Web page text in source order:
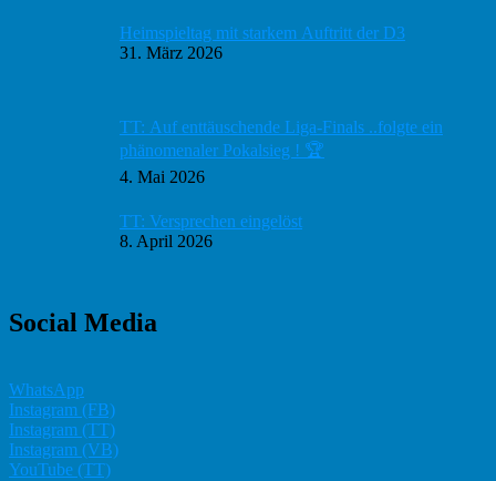
Heimspieltag mit starkem Auftritt der D3
31. März 2026
TT: Auf enttäuschende Liga-Finals ..folgte ein
phänomenaler Pokalsieg ! 🏆
4. Mai 2026
TT: Versprechen eingelöst
8. April 2026
Social Media
WhatsApp
Instagram (FB)
Instagram (TT)
Instagram (VB)
YouTube (TT)